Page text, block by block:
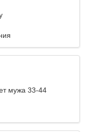
мужа 33-44